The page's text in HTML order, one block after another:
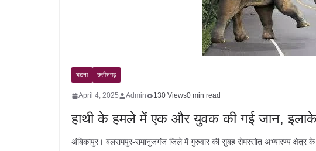
घटना छत्तीसगढ़
April 4, 2025 Admin 130 Views0 min read
हाथी के हमले में एक और युवक की गई जान,
अंबिकापुर। बलरामपुर-रामानुजगंज जिले में गुरुवार की सुबह सेमरसोत अभ्यारण्य